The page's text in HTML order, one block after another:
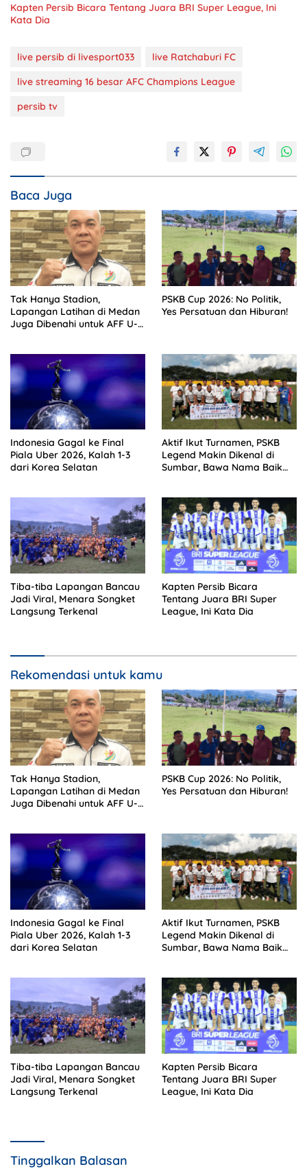
Kapten Persib Bicara Tentang Juara BRI Super League, Ini
Kata Dia
live persib di livesport033
live Ratchaburi FC
live streaming 16 besar AFC Champions League
persib tv
Baca Juga
Tak Hanya Stadion,
Lapangan Latihan di Medan
Juga Dibenahi untuk AFF U-
PSKB Cup 2026: No Politik,
Yes Persatuan dan Hiburan!
Indonesia Gagal ke Final
Piala Uber 2026, Kalah 1-3
dari Korea Selatan
Aktif Ikut Turnamen, PSKB
Legend Makin Dikenal di
Sumbar, Bawa Nama Baik
Tiba-tiba Lapangan Bancau
Jadi Viral, Menara Songket
Langsung Terkenal
Kapten Persib Bicara
Tentang Juara BRI Super
League, Ini Kata Dia
Rekomendasi untuk kamu
Tak Hanya Stadion,
Lapangan Latihan di Medan
Juga Dibenahi untuk AFF U-
PSKB Cup 2026: No Politik,
Yes Persatuan dan Hiburan!
Indonesia Gagal ke Final
Piala Uber 2026, Kalah 1-3
dari Korea Selatan
Aktif Ikut Turnamen, PSKB
Legend Makin Dikenal di
Sumbar, Bawa Nama Baik
Tiba-tiba Lapangan Bancau
Jadi Viral, Menara Songket
Langsung Terkenal
Kapten Persib Bicara
Tentang Juara BRI Super
League, Ini Kata Dia
Tinggalkan Balasan